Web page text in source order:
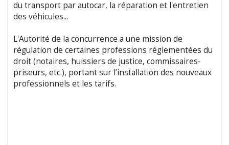
du transport par autocar, la réparation et l'entretien
des véhicules...
L'Autorité de la concurrence a une mission de
régulation de certaines professions réglementées du
droit (notaires, huissiers de justice, commissaires-
priseurs, etc.), portant sur l’installation des nouveaux
professionnels et les tarifs.